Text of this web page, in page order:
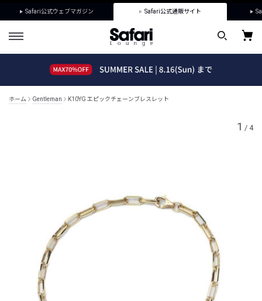
Safari公式ウェブマガジン Safari公式通販サイト
ホーム Gentleman K10YG エピックチェーンブレスレット
1 / 4